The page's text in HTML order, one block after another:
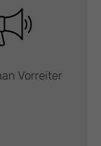
Vorreiter